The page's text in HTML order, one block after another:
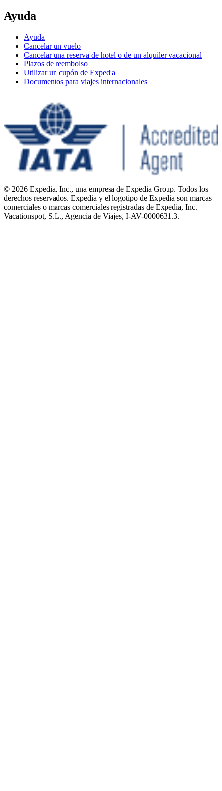
Ayuda
Ayuda
Cancelar un vuelo
Cancelar una reserva de hotel o de un alquiler vacacional
Plazos de reembolso
Utilizar un cupón de Expedia
Documentos para viajes internacionales
© 2026 Expedia, Inc., una empresa de Expedia Group. Todos los
derechos reservados. Expedia y el logotipo de Expedia son marcas
comerciales o marcas comerciales registradas de Expedia, Inc.
Vacationspot, S.L., Agencia de Viajes, I-AV-0000631.3.